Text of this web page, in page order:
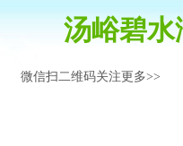
汤峪碧水
微信扫二维码关注更多>>